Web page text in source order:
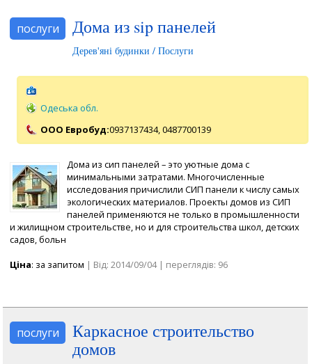
послуги Дома из sip панелей
Дерев'яні будинки / Послуги
Одеська обл.
ООО Евробуд:0937137434, 0487700139
Дома из сип панелей – это уютные дома с
минимальными затратами. Многочисленные
исследования причислили СИП панели к числу самых
экологических материалов. Проекты домов из СИП
панелей применяются не только в промышленности
и жилищном строительстве, но и для строительства школ, детских
садов, больн
Ціна: за запитом | Від: 2014/09/04 | переглядів: 96
послуги
Каркасное строительство
домов